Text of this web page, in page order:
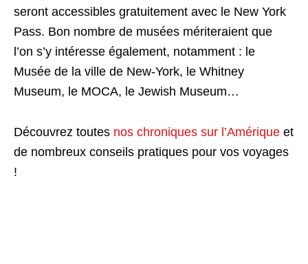
seront accessibles gratuitement avec le New York
Pass. Bon nombre de musées mériteraient que
l’on s’y intéresse également, notamment : le
Musée de la ville de New-York, le Whitney
Museum, le MOCA, le Jewish Museum…
Découvrez toutes nos chroniques sur l’Amérique et
de nombreux conseils pratiques pour vos voyages
!